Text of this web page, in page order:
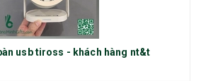
usb tiross - khách hàng nt&t